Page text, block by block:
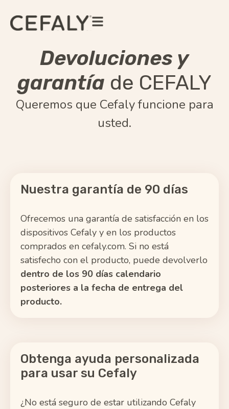
Devoluciones y
garantía de CEFALY
Queremos que Cefaly funcione para
usted.
Nuestra garantía de 90 días
Ofrecemos una garantía de satisfacción en los
dispositivos Cefaly y en los productos
comprados en cefaly.com. Si no está
satisfecho con el producto, puede devolverlo
dentro de los 90 días calendario
posteriores a la fecha de entrega del
producto.
Obtenga ayuda personalizada
para usar su Cefaly
¿No está seguro de estar utilizando Cefaly